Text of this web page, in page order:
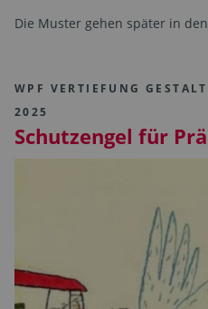
Die Muster gehen später in
WPF VERTIEFUNG
2025
Schutzengel für